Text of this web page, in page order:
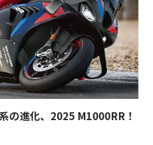
の進化、2025 M1000RR！